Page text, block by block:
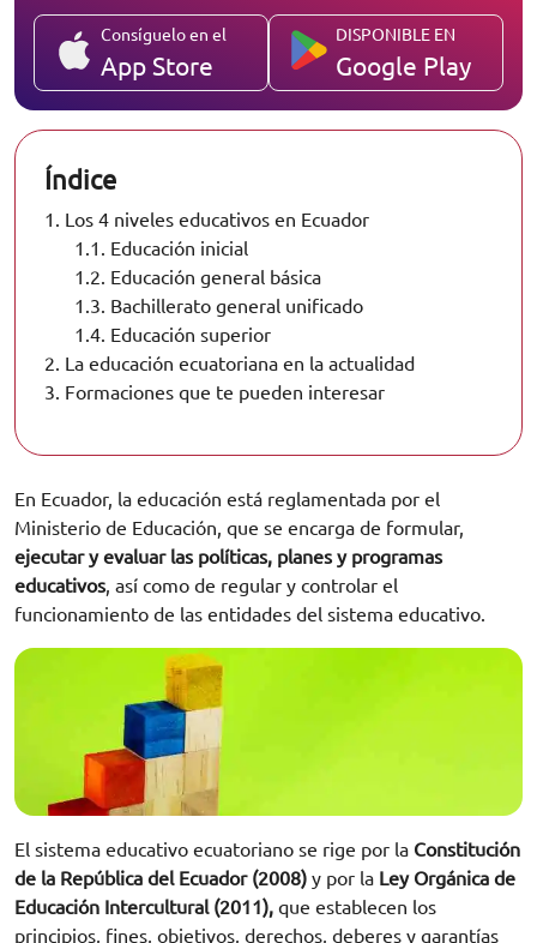
Consíguelo en el
App Store
DISPONIBLE EN
Google Play
Índice
1.
Los 4 niveles educativos en Ecuador
1.1.
Educación inicial
1.2. Educación general básica
1.3. Bachillerato general unificado
1.4. Educación superior
2. La educación ecuatoriana en la actualidad
3. Formaciones que te pueden interesar
En Ecuador, la educación está reglamentada por el
Ministerio de Educación, que se encarga de formular,
ejecutar y evaluar las políticas, planes y programas
educativos , así como de regular y controlar el
funcionamiento de las entidades del sistema educativo.
El sistema educativo ecuatoriano se rige por la Constitución
de la República del Ecuador (2008) y por la Ley Orgánica de
Educación Intercultural (2011), que establecen los
principios, fines, objetivos, derechos, deberes y garantías